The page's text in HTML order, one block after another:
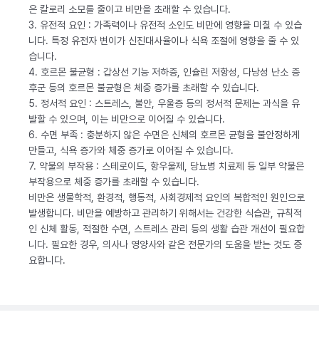
은 칼로리 소모를 줄이고 비만을 초래할 수 있습니다.
3. 유전적 요인 : 가족력이나 유전적 소인도 비만에 영향을 미칠 수 있습
니다. 특정 유전자 변이가 신진대사율이나 식욕 조절에 영향을 줄 수 있
습니다.
4. 호르몬 불균형 : 갑상선 기능 저하증, 인슐린 저항성, 다낭성 난소 증
후군 등의 호르몬 불균형은 체중 증가를 초래할 수 있습니다.
5. 정서적 요인 : 스트레스, 불안, 우울증 등의 정서적 문제는 과식을 유
발할 수 있으며, 이는 비만으로 이어질 수 있습니다.
6. 수면 부족 : 충분하지 않은 수면은 신체의 호르몬 균형을 불안정하게
만들고, 식욕 증가와 체중 증가로 이어질 수 있습니다.
7. 약물의 부작용 : 스테로이드, 항우울제, 당뇨병 치료제 등 일부 약물은
부작용으로 체중 증가를 초래할 수 있습니다.
비만은 생물학적, 환경적, 행동적, 사회경제적 요인의 복합적인 원인으로
발생합니다. 비만을 예방하고 관리하기 위해서는 건강한 식습관, 규칙적
인 신체 활동, 적절한 수면, 스트레스 관리 등의 생활 습관 개선이 필요합
니다. 필요한 경우, 의사나 영양사와 같은 전문가의 도움을 받는 것도 중
요합니다.